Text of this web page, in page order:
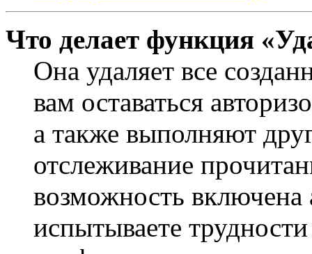
Что делает функция
Она удаляет все
вам оставаться
а также выполняют
отслеживание
возможность
испытываете